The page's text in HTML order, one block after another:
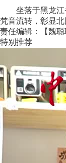
坐落于黑龙江省
梵音流转，彰显
责任编辑：【魏聪
特别推荐